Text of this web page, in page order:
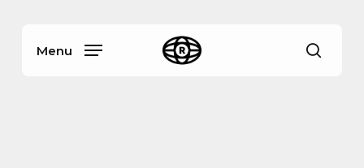
Menu